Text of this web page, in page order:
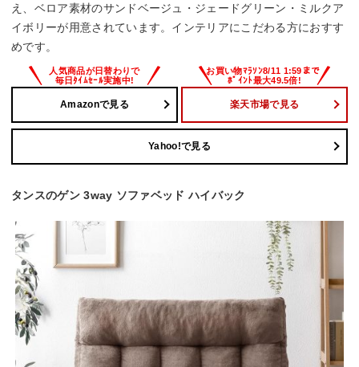
え、ベロア素材のサンドベージュ・ジェードグリーン・ミルクア
イボリーが用意されています。インテリアにこだわる方におすす
めです。
Amazonで見る 楽天市場で見る
Yahoo!で見る
タンスのゲン 3way ソファベッド ハイバック